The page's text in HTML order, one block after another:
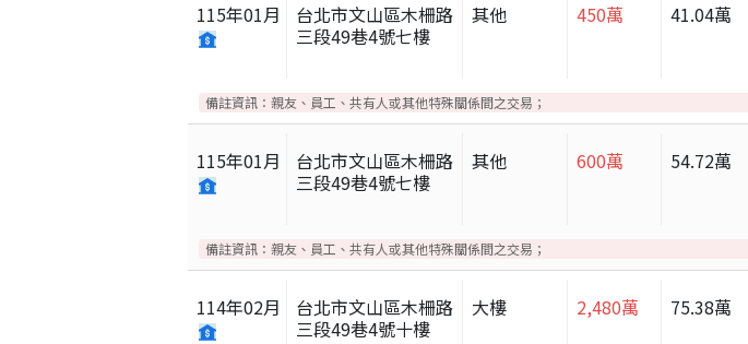
115年01月
台北市文山區木柵路
三段49巷4號七樓
其他 450萬 41.04萬
備註資訊： 親友、員工、共有人或其他特殊關係間之交易；
115年01月
台北市文山區木柵路
三段49巷4號七樓
其他 600萬 54.72萬
備註資訊： 親友、員工、共有人或其他特殊關係間之交易；
114年02月
台北市文山區木柵路
三段49巷4號十樓
大樓 2,480萬 75.38萬